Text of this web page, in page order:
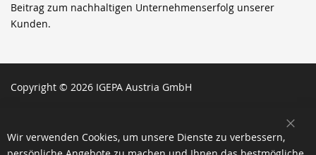
Beitrag zum nachhaltigen Unternehmenserfolg unserer
Kunden.
Copyright © 2026 IGEPA Austria GmbH
Wir verwenden Cookies, um unsere Dienste zu verbessern,